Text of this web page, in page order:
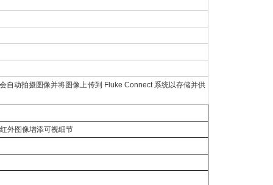
自动拍摄图像并将图像上传到 Fluke Connect 系统以存储并供
外图像增添可视细节